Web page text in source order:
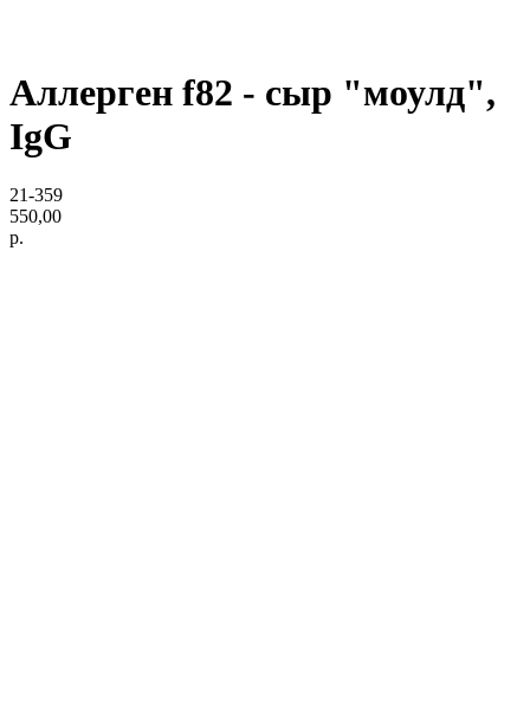
Аллерген f82 - сыр "моулд",
IgG
21-359
550,00
р.